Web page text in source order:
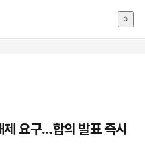
요구…합의 발표 즉시